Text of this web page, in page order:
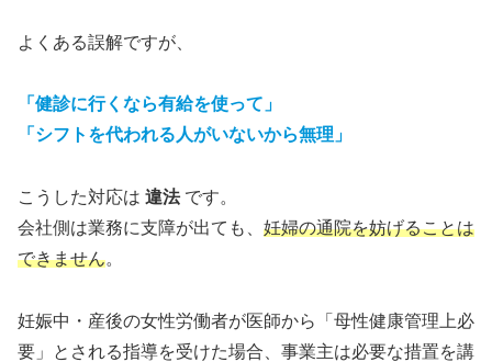
よくある誤解ですが、
「健診に行くなら有給を使って」
「シフトを代われる人がいないから無理」
こうした対応は 違法です。
会社側は業務に支障が出ても、 妊婦の通院を妨げることは
できません。
妊娠中・産後の女性労働者が医師から「母性健康管理上必
要」とされる指導を受けた場合、事業主は必要な措置を講